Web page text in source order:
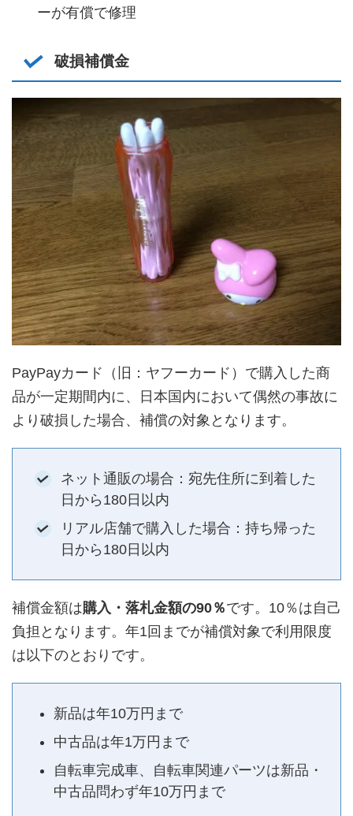
ーが有償で修理
破損補償金
PayPayカード（旧：ヤフーカード）で購入した商
品が一定期間内に、日本国内において偶然の事故に
より破損した場合、補償の対象となります。
ネット通販の場合：宛先住所に到着した
日から180日以内
リアル店舗で購入した場合：持ち帰った
日から180日以内
補償金額は購入・落札金額の90％です。10％は自己
負担となります。年1回までが補償対象で利用限度
は以下のとおりです。
新品は年10万円まで
中古品は年1万円まで
自転車完成車、自転車関連パーツは新品・
中古品問わず年10万円まで